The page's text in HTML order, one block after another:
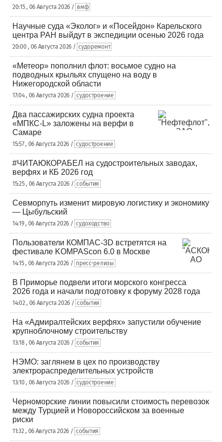
20:15 , 06 Августа 2026 / вмф
Научные суда «Эколог» и «Посейдон» Карельского
центра РАН выйдут в экспедиции осенью 2026 года
20:00 , 06 Августа 2026 / судоремонт
«Метеор» пополнил флот: восьмое судно на
подводных крыльях спущено на воду в
Нижегородской области
17:04 , 06 Августа 2026 / судостроение
Два пассажирских судна проекта
«МПКС-L» заложены на верфи в
Самаре
15:57 , 06 Августа 2026 / судостроение
#ЧИТАЮКОРАБЕЛ на судостроительных заводах,
верфях и КБ 2026 год
15:25 , 06 Августа 2026 / события
Севморпуть изменит мировую логистику и экономику
— Цыбульский
14:19 , 06 Августа 2026 / судоходство
Пользователи КОМПАС-3D встретятся на
фестивале KOMPAScon 6.0 в Москве
14:15 , 06 Августа 2026 / пресс-релизы
В Приморье подвели итоги морского конгресса
2026 года и начали подготовку к форуму 2028 года
14:02 , 06 Августа 2026 / события
На «Адмиралтейских верфях» запустили обучение
крупноблочному строительству
13:18 , 06 Августа 2026 / события
НЭМО: заглянем в цех по производству
электрораспределительных устройств
13:10 , 06 Августа 2026 / судостроение
Черноморские линии повысили стоимость перевозок
между Турцией и Новороссийском за военные
риски
11:32 , 06 Августа 2026 / события